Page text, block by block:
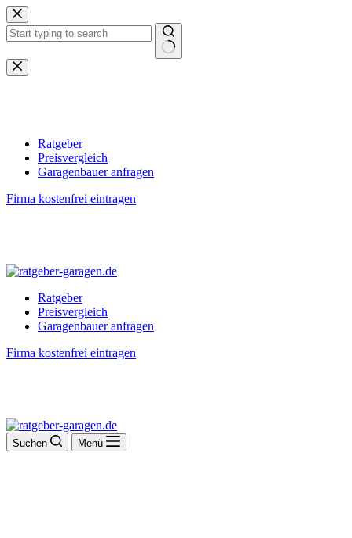
Zum
Inhalt
springen
Keine
Ergebnisse
Ratgeber
Preisvergleich
Garagenbauer anfragen
Firma kostenfrei eintragen
Ratgeber
Preisvergleich
Garagenbauer anfragen
Firma kostenfrei eintragen
Suchen Menü